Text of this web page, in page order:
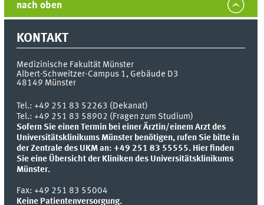
nach oben
KONTAKT
Medizinische Fakultät Münster
Albert-Schweitzer-Campus 1, Gebäude D3
48149 Münster
Tel.:+49 251 83 52263 (Dekanat)
Tel.: +49 251 83 58902 (Fragen zum Studium)
Sofern Sie einen Termin bei einer Ärztin/einem Arzt des
Universitätsklinikums Münster benötigen, rufen Sie bitte in
der Zentrale des UKM an: +49 251 83 55555. Hier finden
Sie eine Übersicht der Kliniken des Universitätsklinikums
Münster.
Fax:+49 251 83 55004
Keine Patientenversorgung.